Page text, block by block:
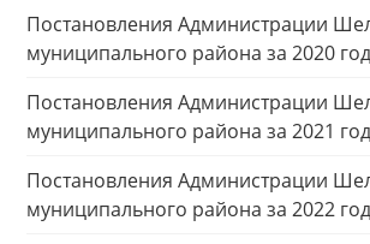
Постановления Администрации
муниципального района за 2020 год
Постановления Администрации
муниципального района за 2021 год
Постановления Администрации
муниципального района за 2022 год